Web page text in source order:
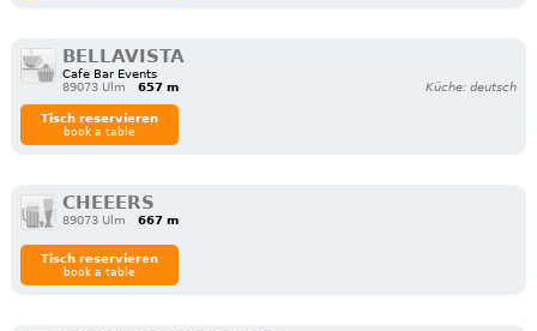
BELLAVISTA
Cafe Bar Events
89073 Ulm
657 m Küche: deutsch
Tisch reservieren
book a table
CHEEERS
89073 Ulm 667 m
Tisch reservieren
book a table